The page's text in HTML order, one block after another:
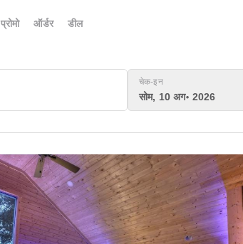
प्रोमो ऑर्डर डील
चेक-इन
सोम, 10 अग॰ 2026